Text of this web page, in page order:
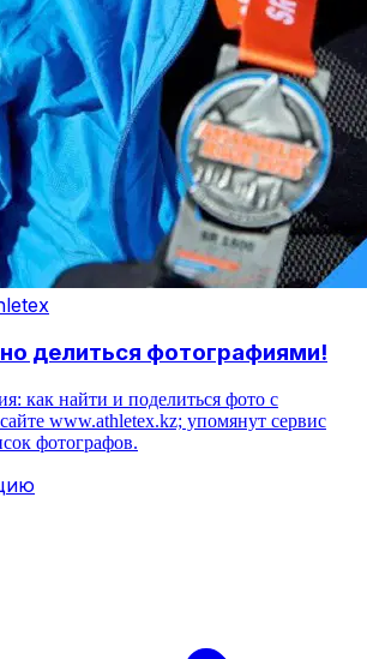
делиться фотографиями!
как найти и поделиться фото с
www.athletex.kz; упомянут сервис
фотографов.